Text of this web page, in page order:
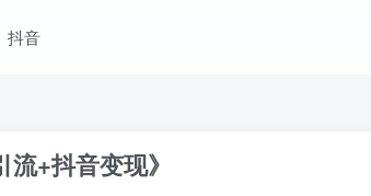
抖音
流+抖音变现》